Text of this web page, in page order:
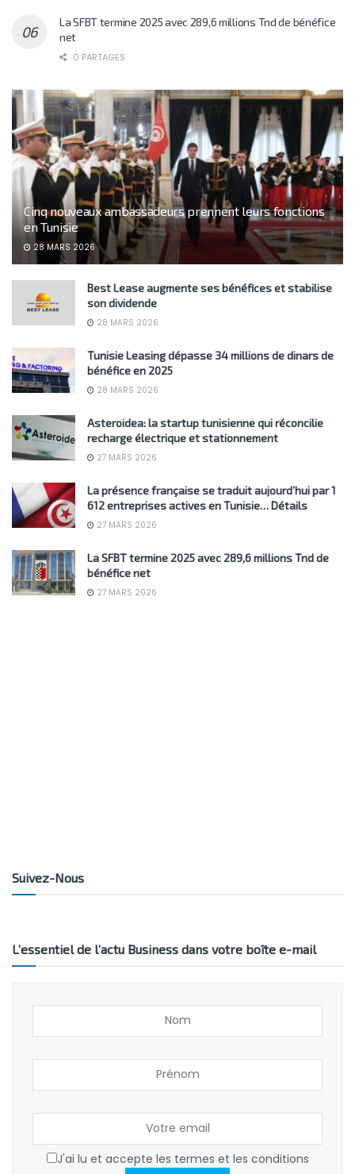
La SFBT termine 2025 avec 289,6 millions Tnd de bénéfice
net
0 PARTAGES
Cinq nouveaux ambassadeurs prennent leurs fonctions
en Tunisie
28 MARS 2026
Best Lease augmente ses bénéfices et stabilise
son dividende
28 MARS 2026
Tunisie Leasing dépasse 34 millions de dinars de
bénéfice en 2025
28 MARS 2026
Asteroidea: la startup tunisienne qui réconcilie
recharge électrique et stationnement
27 MARS 2026
La présence française se traduit aujourd’hui par 1
612 entreprises actives en Tunisie… Détails
27 MARS 2026
La SFBT termine 2025 avec 289,6 millions Tnd de
bénéfice net
27 MARS 2026
Suivez-Nous
L’essentiel de l’actu Business dans votre boîte e-mail
J'ai lu et accepte les termes et les conditions